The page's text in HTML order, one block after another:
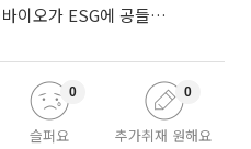
기술수출·수주의 숨은 조건…바이오가 ESG에 공들이는 이유
슬퍼요
0
추가취재 원해요
0